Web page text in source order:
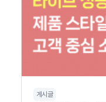
게시글